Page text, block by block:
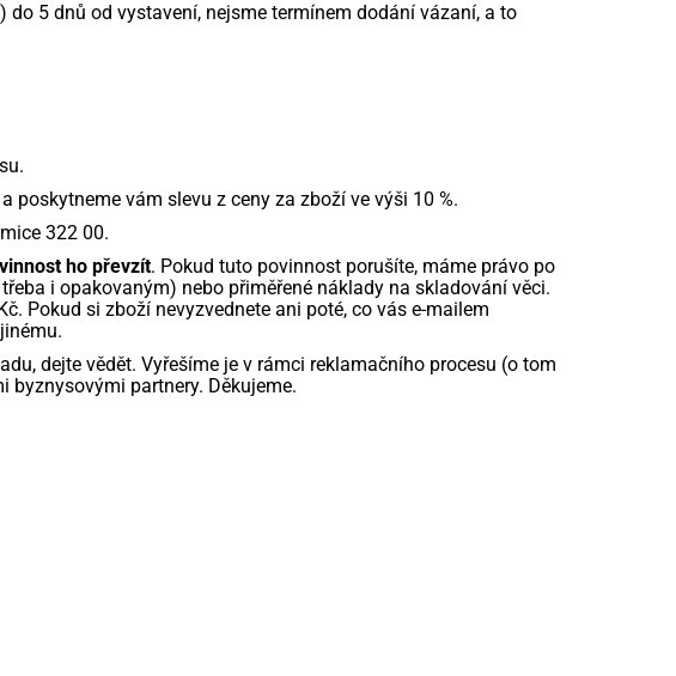
5 dnů od vystavení, nejsme termínem dodání vázaní, a to
poskytneme vám slevu z ceny za zboží ve výši 10 %.
322 00.
ho převzít. Pokud tuto povinnost porušíte, máme právo po
i opakovaným) nebo přiměřené náklady na skladování věci.
Pokud si zboží nevyzvednete ani poté, co vás e-mailem
dejte vědět. Vyřešíme je v rámci reklamačního procesu (o tom
byznysovými partnery. Děkujeme.